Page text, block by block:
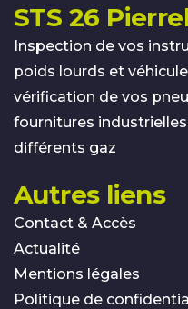
STS 26
Inspection de vos
poids lourds et
vérification de vos
fournitures
différents gaz
Autres liens
Contact & Accès
Actualité
Mentions légales
Politique de